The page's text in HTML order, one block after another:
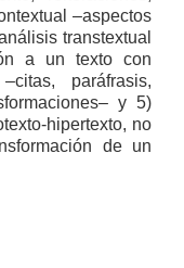
–aspectos
transtextual
a un texto con
paráfrasis,
y 5)
hipertexto, no
de un